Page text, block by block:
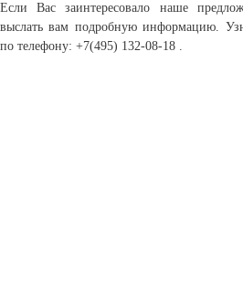
Если Вас заинтересовало наше
выслать вам подробную информацию.
по телефону: +7(495) 132-08-18 .